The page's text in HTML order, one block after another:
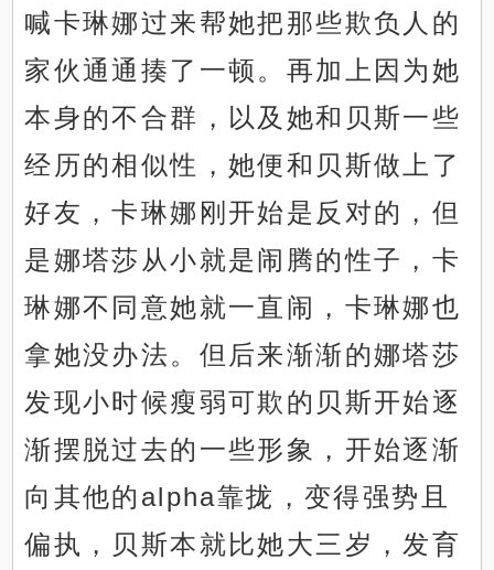
喊卡琳娜过来帮她把那些欺负人的
家伙通通揍了一顿。再加上因为她
本身的不合群，以及她和贝斯一些
经历的相似性，她便和贝斯做上了
好友，卡琳娜刚开始是反对的，但
是娜塔莎从小就是闹腾的性子，卡
琳娜不同意她就一直闹，卡琳娜也
拿她没办法。但后来渐渐的娜塔莎
发现小时候瘦弱可欺的贝斯开始逐
渐摆脱过去的一些形象，开始逐渐
向其他的alpha靠拢，变得强势且
偏执，贝斯本就比她大三岁，发育